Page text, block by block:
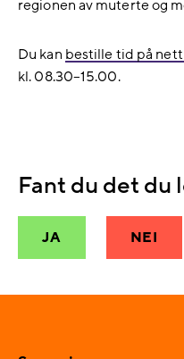
regionen av muterte og
Du kan bestille tid på nett
kl. 08.30–15.00.
Fant du det du
JA NEI